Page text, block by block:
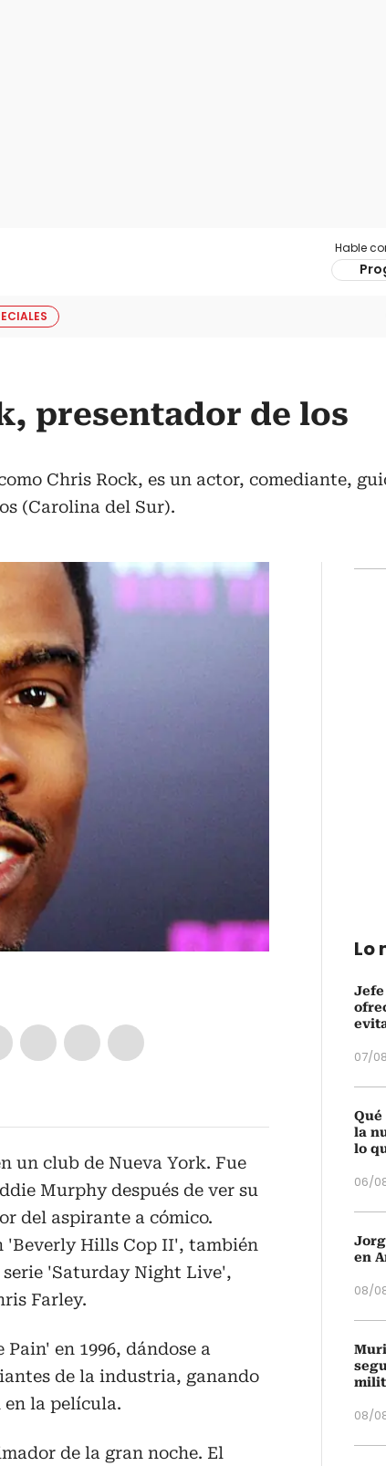
Hable
presentador de los
Chris Rock, es un actor, comediante,
(Carolina del Sur).
un club de Nueva York. Fue
Murphy después de ver su
del aspirante a cómico.
'Beverly Hills Cop II', también
'Saturday Night Live',
Farley.
en 1996, dándose a
de la industria, ganando
la película.
de la gran noche. El
Lo
07/
Qué
la
lo
06/
en
08/
08/